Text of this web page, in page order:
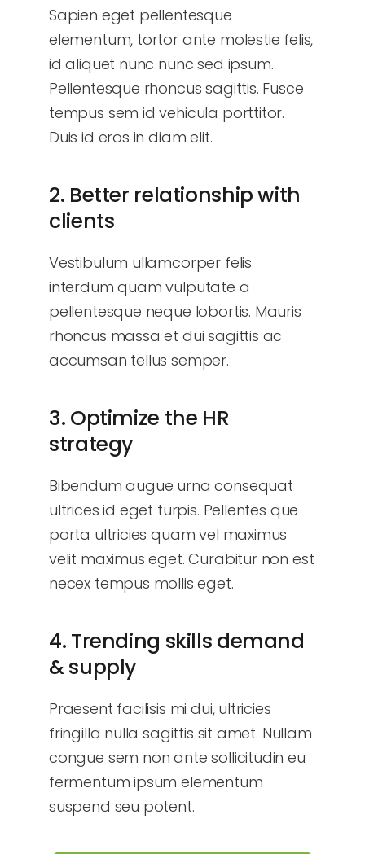
Sapien eget pellentesque
elementum, tortor ante molestie felis,
id aliquet nunc nunc sed ipsum.
Pellentesque rhoncus sagittis. Fusce
tempus sem id vehicula porttitor.
Duis id eros in diam elit.
2. Better relationship with
clients
Vestibulum ullamcorper felis
interdum quam vulputate a
pellentesque neque lobortis. Mauris
rhoncus massa et dui sagittis ac
accumsan tellus semper.
3. Optimize the HR
strategy
Bibendum augue urna consequat
ultrices id eget turpis. Pellentes que
porta ultricies quam vel maximus
velit maximus eget. Curabitur non est
necex tempus mollis eget.
4. Trending skills demand
& supply
Praesent facilisis mi dui, ultricies
fringilla nulla sagittis sit amet. Nullam
congue sem non ante sollicitudin eu
fermentum ipsum elementum
suspend seu potent.